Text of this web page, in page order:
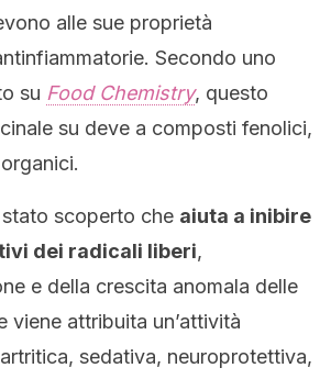
alle sue proprietà
Secondo uno
su Food Chemistry, questo
su deve a composti fenolici,
scoperto che aiuta a inibire
dei radicali liberi,
e della crescita anomala delle
viene attribuita un’attività
sedativa, neuroprotettiva,